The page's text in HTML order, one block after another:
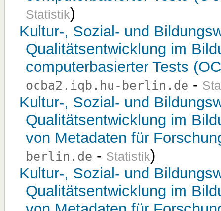
Statistik)
Kultur-, Sozial- und
Qualitätsentwicklung im
computerbasierter Tests
ocba2.iqb.hu-berlin.de -
Kultur-, Sozial- und
Qualitätsentwicklung im
von Metadaten für
berlin.de - Statistik)
Kultur-, Sozial- und
Qualitätsentwicklung im